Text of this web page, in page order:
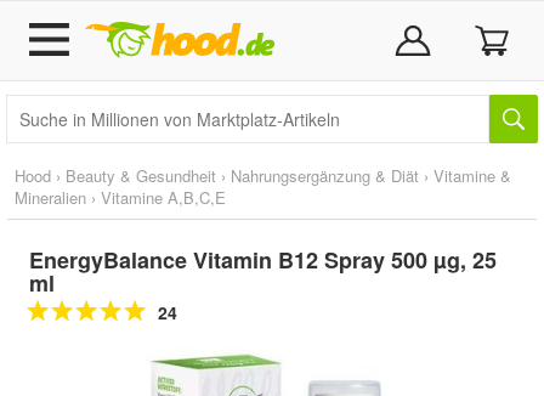
Hood › Beauty & Gesundheit › Nahrungsergänzung & Diät › Vitamine &
Mineralien › Vitamine A,B,C,E
EnergyBalance Vitamin B12 Spray 500 µg, 25
ml
24